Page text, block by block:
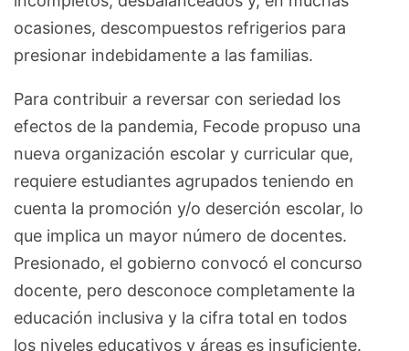
ocasiones, descompuestos refrigerios para
presionar indebidamente a las familias.
Para contribuir a reversar con seriedad los
efectos de la pandemia, Fecode propuso una
nueva organización escolar y curricular que,
requiere estudiantes agrupados teniendo en
cuenta la promoción y/o deserción escolar, lo
que implica un mayor número de docentes.
Presionado, el gobierno convocó el concurso
docente, pero desconoce completamente la
educación inclusiva y la cifra total en todos
los niveles educativos y áreas es insuficiente.